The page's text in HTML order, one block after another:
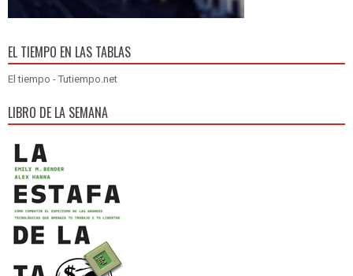
EL TIEMPO EN LAS TABLAS
El tiempo - Tutiempo.net
LIBRO DE LA SEMANA